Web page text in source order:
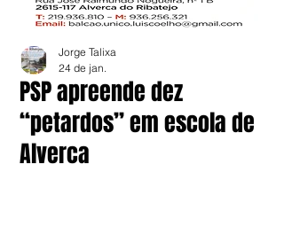
PSP apreende dez
“petardos” em escola de
Alverca
Jorge Talixa
24 de jan.